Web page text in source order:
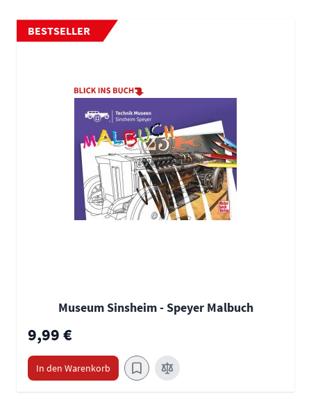
BESTSELLER
Museum Sinsheim - Speyer Malbuch
9,99 €
In den Warenkorb